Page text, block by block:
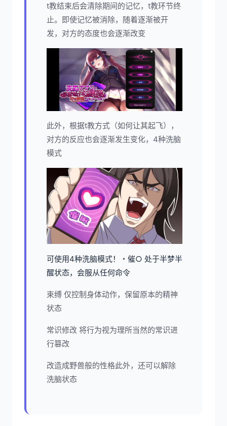
t教结束后会清除期间的记忆，t教环节终
止。即使记忆被消除，随着逐渐被开
发，对方的态度也会逐渐改变
此外，根据t教方式（如何让其起飞），
对方的反应也会逐渐发生变化，4种洗脑
模式
可使用4种洗脑模式！・催○ 处于半梦半
醒状态，会服从任何命令
束缚 仅控制身体动作，保留原本的精神
状态
常识修改 将行为视为理所当然的常识进
行篡改
改造成野兽般的性格此外，还可以解除
洗脑状态